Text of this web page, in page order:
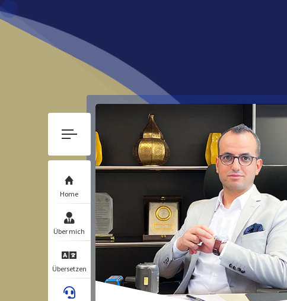
Home
Über mich
Übersetzen